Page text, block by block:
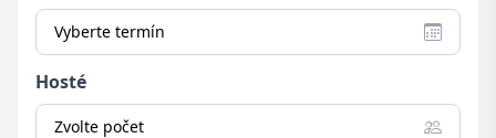
Vyberte termín
Hosté
Zvolte počet